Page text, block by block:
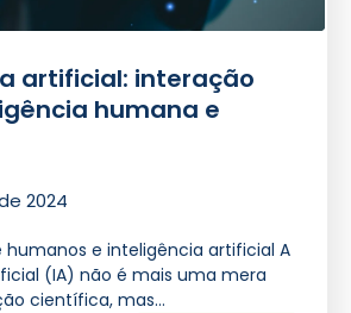
artificial: interação
humana e
2024
e inteligência artificial A
(IA) não é mais uma mera
científica, mas…